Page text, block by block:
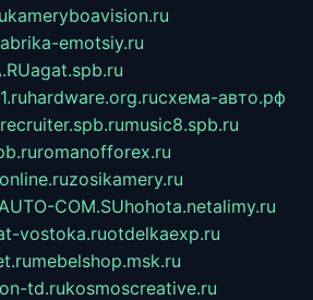
kameryboavision.ru
emotsiy.ru
agat.spb.ru
hardware.org.ruсхема-авто.рф
recruiter.spb.rumusic8.spb.ru
romanofforex.ru
zosikamery.ru
COM.SUhohota.netalimy.ru
vostoka.ruotdelkaexp.ru
mebelshop.msk.ru
td.rukosmoscreative.ru